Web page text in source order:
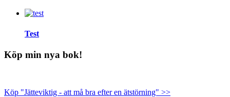
Test
Köp min nya bok!
Köp "Jätteviktig - att må bra efter en ätstörning" >>